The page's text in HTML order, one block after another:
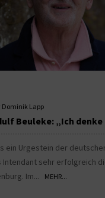
Dominik Lapp
Beuleke: „Ich denke
ein Urgestein der
Intendant sehr erfolgreich
Im...
MEHR...